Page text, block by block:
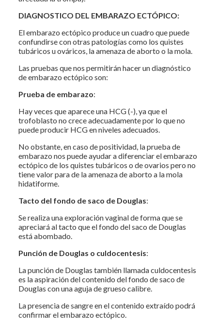
DIAGNOSTICO DEL EMBARAZO ECTÓPICO:
El embarazo ectópico produce un cuadro que puede
confundirse con otras patologías como los quistes
tubáricos u ováricos, la amenaza de aborto o la mola.
Las pruebas que nos permitirán hacer un diagnóstico
de embarazo ectópico son:
Prueba de embarazo:
Hay veces que aparece una HCG (-), ya que el
trofoblasto no crece adecuadamente por lo que no
puede producir HCG en niveles adecuados.
No obstante, en caso de positividad, la prueba de
embarazo nos puede ayudar a diferenciar el embarazo
ectópico de los quistes tubáricos o de ovarios pero no
tiene valor para de la amenaza de aborto a la mola
hidatiforme.
Tacto del fondo de saco de Douglas:
Se realiza una exploración vaginal de forma que se
apreciará al tacto que el fondo del saco de Douglas
está abombado.
Punción de Douglas o culdocentesis:
La punción de Douglas también llamada culdocentesis
es la aspiración del contenido del fondo de saco de
Douglas con una aguja de grueso calibre.
La presencia de sangre en el contenido extraído podrá
confirmar el embarazo ectópico.